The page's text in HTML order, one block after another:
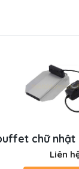
chữ nhật
Liên